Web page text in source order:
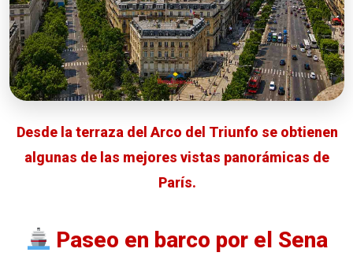
Desde la terraza del Arco del Triunfo se obtienen
algunas de las mejores vistas panorámicas de
París.
Paseo en barco por el Sena